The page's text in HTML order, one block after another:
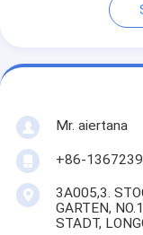
Mr. aiertana
+86-
3A005,3.
GARTEN,
STADT,